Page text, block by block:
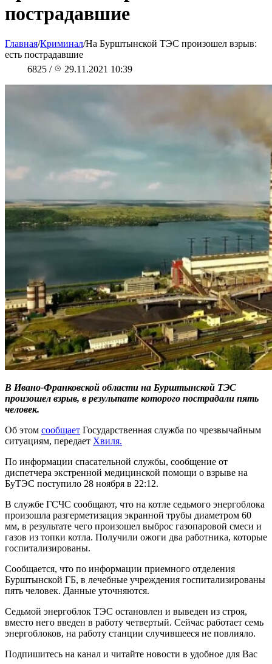
пострадавшие
Главная/Криминал/На Бурштынской ТЭС произошел взрыв:
есть пострадавшие
6825 / 29.11.2021 10:39
В Ивано-Франковской области на Бурштынской ТЭС
произошел взрыв, в результате которого пострадали пять
человек.
Об этом сообщает Государственная служба по чрезвычайным
ситуациям, передает Хвиля.
По информации спасательной службы, сообщение от
диспетчера экстренной медицинской помощи о взрыве на
БуТЭС поступило 28 ноября в 22:12.
В службе ГСЧС сообщают, что на котле седьмого энергоблока
произошла разгерметизация экранной трубы диаметром 60
мм, в результате чего произошел выброс газопаровой смеси и
газов из топки котла. Получили ожоги два работника, которые
госпитализированы.
Сообщается, что по информации приемного отделения
Бурштынской ГБ, в лечебные учреждения госпитализированы
пять человек. Данные уточняются.
Седьмой энергоблок ТЭС остановлен и выведен из строя,
вместо него введен в работу четвертый. Сейчас работает семь
энергоблоков, на работу станции случившееся не повлияло.
Подпишитесь на канал и читайте новости в удобное для Вас